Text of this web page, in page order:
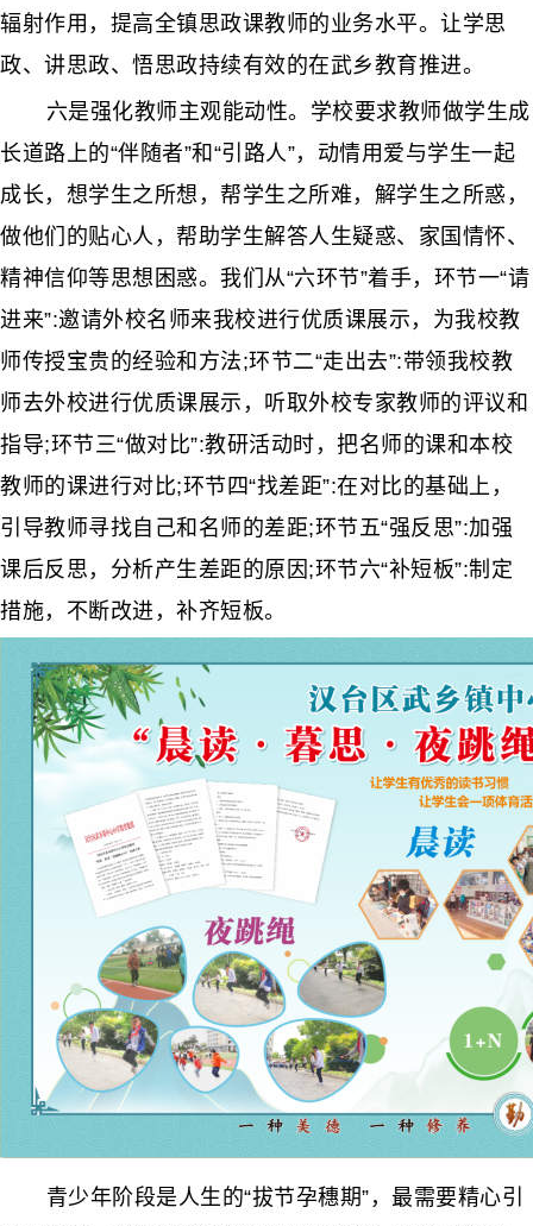
辐射作用，提高全镇思政课教师的业务水平。让学思
政、讲思政、悟思政持续有效的在武乡教育推进。
六是强化教师主观能动性。学校要求教师做学生成
长道路上的“伴随者”和“引路人”，动情用爱与学生一起
成长，想学生之所想，帮学生之所难，解学生之所惑，
做他们的贴心人，帮助学生解答人生疑惑、家国情怀、
精神信仰等思想困惑。我们从“六环节”着手，环节一“请
进来”:邀请外校名师来我校进行优质课展示，为我校教
师传授宝贵的经验和方法;环节二“走出去”:带领我校教
师去外校进行优质课展示，听取外校专家教师的评议和
指导;环节三“做对比”:教研活动时，把名师的课和本校
教师的课进行对比;环节四“找差距”:在对比的基础上，
引导教师寻找自己和名师的差距;环节五“强反思”:加强
课后反思，分析产生差距的原因;环节六“补短板”:制定
措施，不断改进，补齐短板。
青少年阶段是人生的“拔节孕穗期”，最需要精心引